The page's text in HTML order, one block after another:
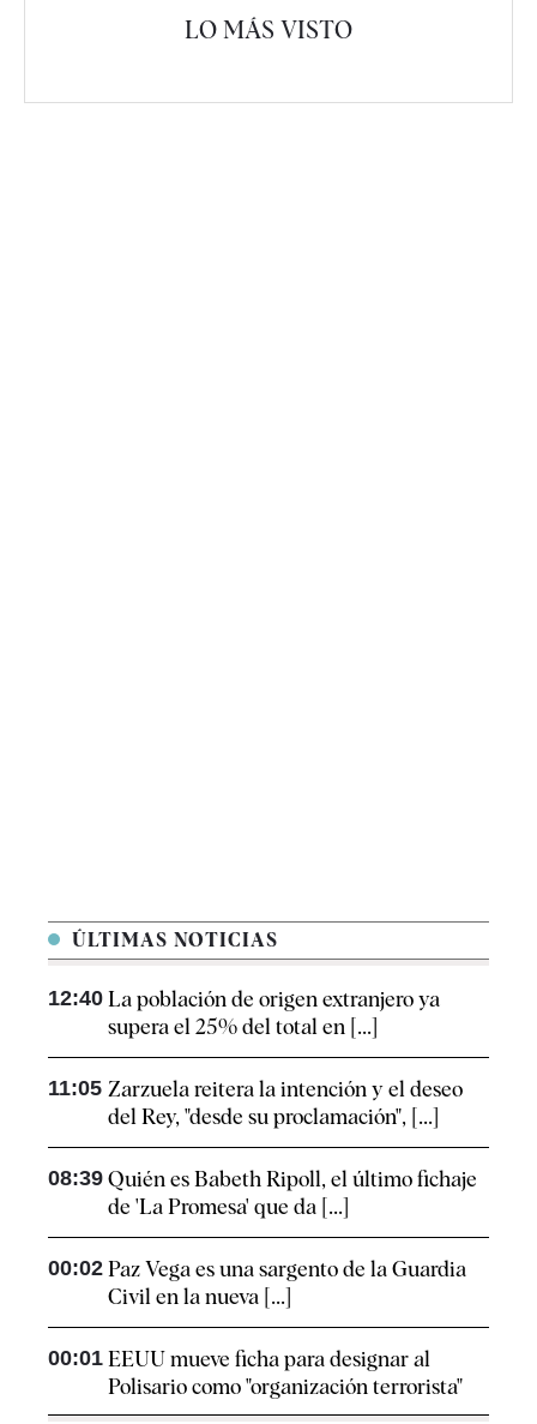
LO MÁS VISTO
ÚLTIMAS NOTICIAS
12:40 La población de origen extranjero ya
supera el 25% del total en [...]
11:05 Zarzuela reitera la intención y el deseo
del Rey, "desde su proclamación", [...]
08:39 Quién es Babeth Ripoll, el último fichaje
de 'La Promesa' que da [...]
00:02 Paz Vega es una sargento de la Guardia
Civil en la nueva [...]
00:01 EEUU mueve ficha para designar al
Polisario como "organización terrorista"